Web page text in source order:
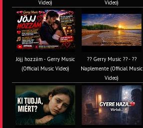
Video)
Video)
Jöjj hozzám - Gerry Music
(Official Music Video)
?? Gerry Music ?? - ??
Naplemente (Official Music
Video)